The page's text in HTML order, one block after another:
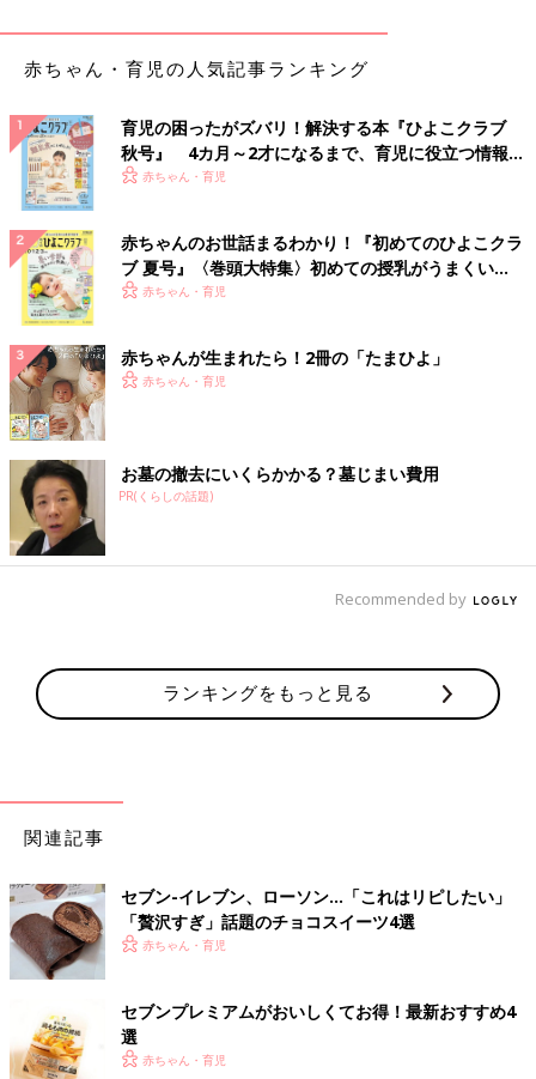
つおと昆布のうま味。」。8種類入って198円とお得なうえ、だ
しの味もとってもおいしかったそうですよ。袋タイプなら他の商
自炊派にも高コスパのおでんはバッチリ！
赤ちゃん・育児の人気記事ランキング
育児の困ったがズバリ！解決する本『ひよこクラブ
秋号』 4カ月～2才になるまで、育児に役立つ情報が
いっぱい！
赤ちゃん・育児
赤ちゃんのお世話まるわかり！『初めてのひよこクラ
ブ 夏号』〈巻頭大特集〉初めての授乳がうまくい
く！ おっぱい・ミルクの基本と夏のトラブル 解決テ
赤ちゃん・育児
赤ちゃんが生まれたら！2冊の「たまひよ」
赤ちゃん・育児
お墓の撤去にいくらかかる？墓じまい費用
PR(くらしの話題)
Recommended by
ランキングをもっと見る
関連記事
セブン-イレブン、ローソン…「これはリピしたい」
「贅沢すぎ」話題のチョコスイーツ4選
赤ちゃん・育児
セブンプレミアムがおいしくてお得！最新おすすめ4
選
赤ちゃん・育児